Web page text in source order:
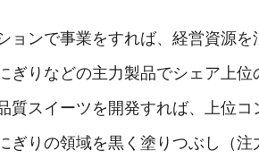
ンで事業をすれば、経営資源を
りなどの主力製品でシェア上位
質スイーツを開発すれば、上位
ぎりの領域を黒く塗りつぶし（